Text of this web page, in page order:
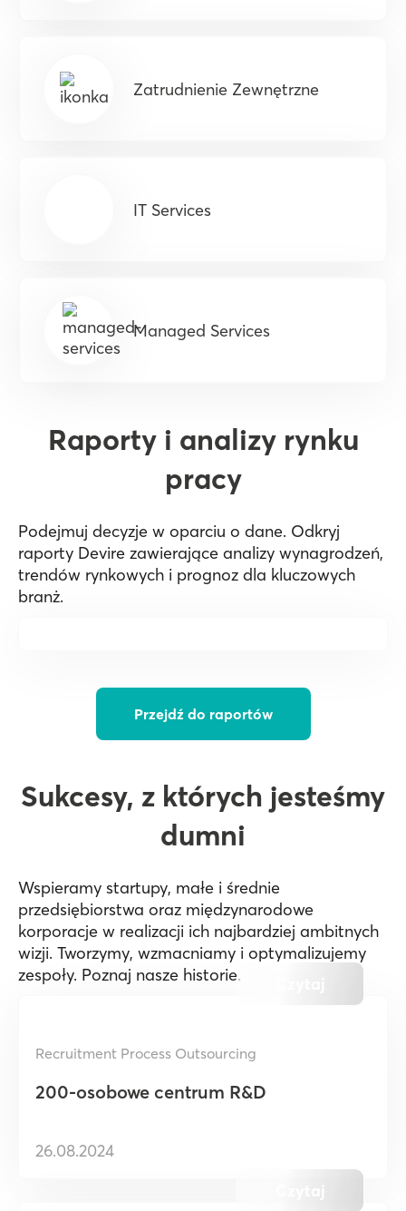
Zatrudnienie Zewnętrzne
IT Services
Managed Services
Raporty i analizy rynku
pracy
Podejmuj decyzje w oparciu o dane. Odkryj
raporty Devire zawierające analizy wynagrodzeń,
trendów rynkowych i prognoz dla kluczowych
branż.
Przejdź do raportów
Sukcesy, z których jesteśmy
dumni
Wspieramy startupy, małe i średnie
przedsiębiorstwa oraz międzynarodowe
korporacje w realizacji ich najbardziej ambitnych
wizji. Tworzymy, wzmacniamy i optymalizujemy
zespoły. Poznaj nasze historie.
Recruitment Process Outsourcing
200-osobowe centrum R&D
26.08.2024